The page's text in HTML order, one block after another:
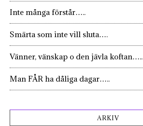
Inte många förstår…..
Smärta som inte vill sluta….
Vänner, vänskap o den jävla koftan…..
Man FÅR ha dåliga dagar…..
ARKIV